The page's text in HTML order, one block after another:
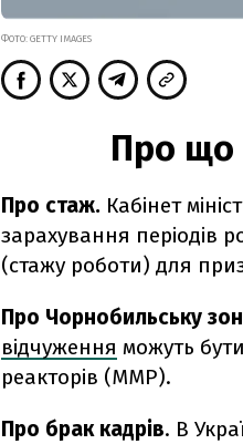
ФОТО: GETTY IMAGES
Про що
Про стаж. Кабінет
зарахування періодів
(стажу роботи) для
Про Чорнобильську
відчуження можуть
реакторів (ММР).
Про брак кадрів. В